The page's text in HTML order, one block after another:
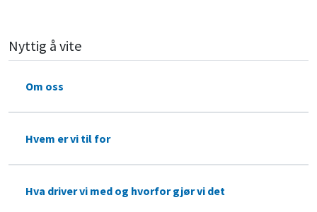
Nyttig å vite
Om oss
Hvem er vi til for
Hva driver vi med og hvorfor gjør vi det